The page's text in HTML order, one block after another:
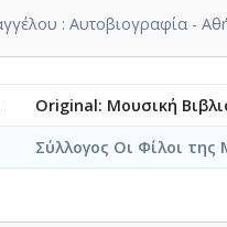
κάποια
μέσα σ’
Οι
τους
: Αυτοβιογραφία -
Original: Μουσική
Σύλλογος Οι Φίλοι της